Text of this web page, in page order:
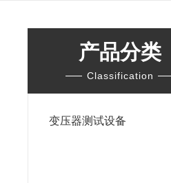
产品分类
Classification
变压器测试设备